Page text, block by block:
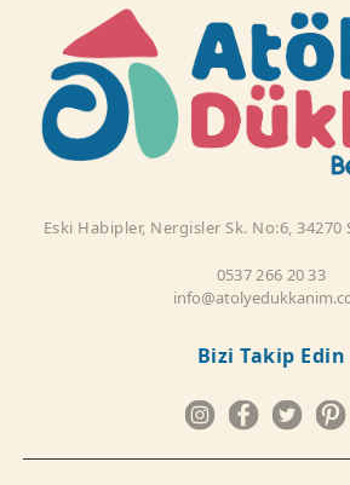
Eski Habipler, Nergisler Sk. No:6,
0537 266 20 33
Bizi Takip Edin